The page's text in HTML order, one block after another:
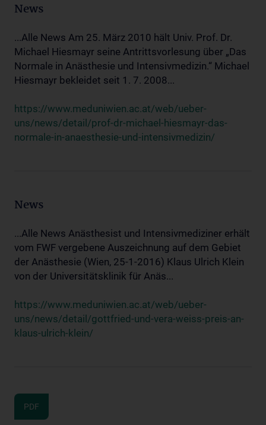
News
...Alle News Am 25. März 2010 hält Univ. Prof. Dr.
Michael Hiesmayr seine Antrittsvorlesung über „Das
Normale in Anästhesie und Intensivmedizin.“ Michael
Hiesmayr bekleidet seit 1. 7. 2008...
https://www.meduniwien.ac.at/web/ueber-
uns/news/detail/prof-dr-michael-hiesmayr-das-
normale-in-anaesthesie-und-intensivmedizin/
News
...Alle News Anästhesist und Intensivmediziner erhält
vom FWF vergebene Auszeichnung auf dem Gebiet
der Anästhesie (Wien, 25-1-2016) Klaus Ulrich Klein
von der Universitätsklinik für Anäs...
https://www.meduniwien.ac.at/web/ueber-
uns/news/detail/gottfried-und-vera-weiss-preis-an-
klaus-ulrich-klein/
PDF